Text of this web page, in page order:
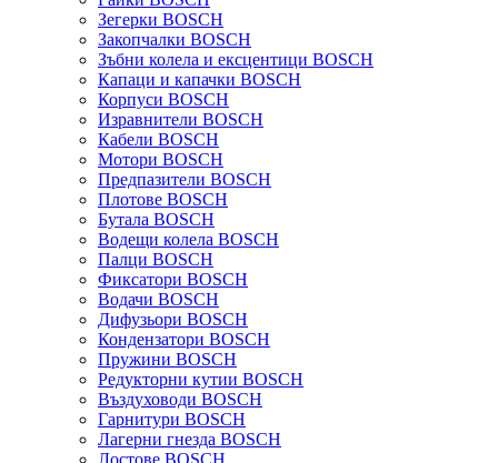
Зегерки BOSCH
Закопчалки BOSCH
Зъбни колела и ексцентици BOSCH
Капаци и капачки BOSCH
Корпуси BOSCH
Изравнители BOSCH
Кабели BOSCH
Мотори BOSCH
Предпазители BOSCH
Плотове BOSCH
Бутала BOSCH
Водещи колела BOSCH
Палци BOSCH
Фиксатори BOSCH
Водачи BOSCH
Дифузьори BOSCH
Кондензатори BOSCH
Пружини BOSCH
Редукторни кутии BOSCH
Въздуховоди BOSCH
Гарнитури BOSCH
Лагерни гнезда BOSCH
Лостове BOSCH